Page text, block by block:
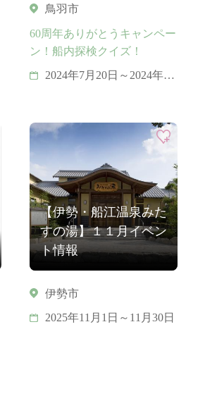
鳥羽市
60周年ありがとうキャンペー
ン！船内探検クイズ！
2024年7月20日～2024年9
【伊勢・船江温泉みた
すの湯】１１月イベン
ト情報
伊勢市
2025年11月1日～11月30日